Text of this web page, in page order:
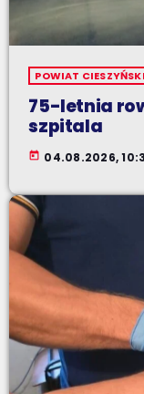
POWIAT CIESZYŃSKI
75-letnia
szpitala
today 04.08.2026,